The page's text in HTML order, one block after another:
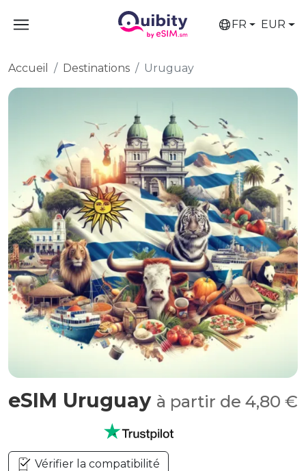
FR EUR
Accueil Destinations Uruguay
eSIM Uruguay à partir de 4,80 €
Vérifier la compatibilité